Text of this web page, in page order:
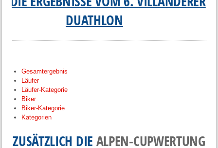
DUATHLON
Gesamtergebnis
Läufer
Läufer-Kategorie
Biker
Biker-Kategorie
Kategorien
ZUSÄTZLICH DIE ALPEN-CUPWERTUNG